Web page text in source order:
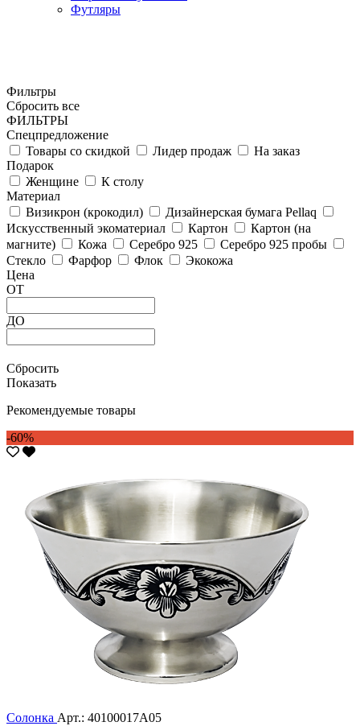
Футляры
Фильтры
Сбросить все
ФИЛЬТРЫ
Спецпредложение
Товары со скидкой
Лидер продаж
На заказ
Подарок
Женщине
К столу
Материал
Визикрон (крокодил)
Дизайнерская бумага Pellaq
Искусственный экоматериал
Картон
Картон (на
магните)
Кожа Серебро 925
Серебро 925 пробы
Стекло
Фарфор Флок
Экокожа
Цена
ОТ
ДО
Сбросить
Показать
Рекомендуемые товары
-60%
Солонка Арт.: 40100017А05